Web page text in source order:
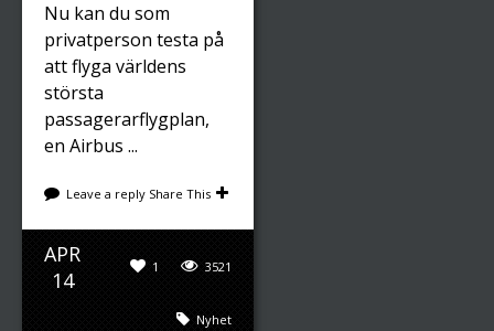
Nu kan du som
privatperson testa på
att flyga världens
största
passagerarflygplan,
en Airbus ...
Leave a reply Share This
APR
14
3521
1
Nyhet